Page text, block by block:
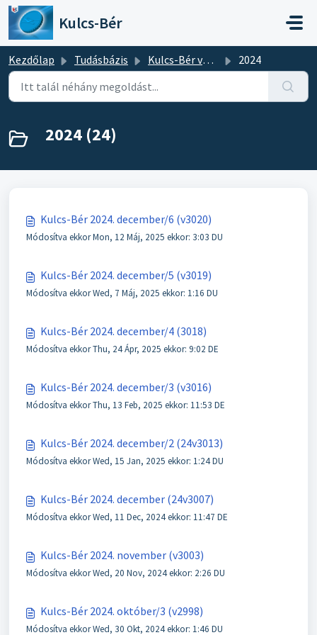
Kihagyás a tartalom megtartásához
Kulcs-Bér
Kezdőlap Tudásbázis Kulcs-Bér verziótájékoztatók 2024
2024 (24)
Kulcs-Bér 2024. december/6 (v3020)
Módosítva ekkor Mon, 12 Máj, 2025 ekkor: 3:03 DU
Kulcs-Bér 2024. december/5 (v3019)
Módosítva ekkor Wed, 7 Máj, 2025 ekkor: 1:16 DU
Kulcs-Bér 2024. december/4 (3018)
Módosítva ekkor Thu, 24 Ápr, 2025 ekkor: 9:02 DE
Kulcs-Bér 2024. december/3 (v3016)
Módosítva ekkor Thu, 13 Feb, 2025 ekkor: 11:53 DE
Kulcs-Bér 2024. december/2 (24v3013)
Módosítva ekkor Wed, 15 Jan, 2025 ekkor: 1:24 DU
Kulcs-Bér 2024. december (24v3007)
Módosítva ekkor Wed, 11 Dec, 2024 ekkor: 11:47 DE
Kulcs-Bér 2024. november (v3003)
Módosítva ekkor Wed, 20 Nov, 2024 ekkor: 2:26 DU
Kulcs-Bér 2024. október/3 (v2998)
Módosítva ekkor Wed, 30 Okt, 2024 ekkor: 1:46 DU